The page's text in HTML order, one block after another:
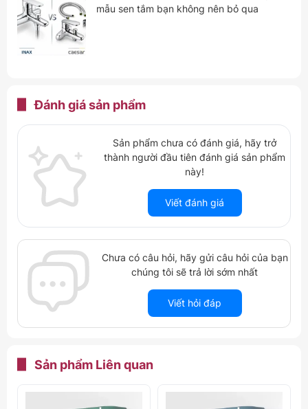
mẫu sen tắm bạn không nên bỏ qua
Đánh giásản phẩm
Sản phẩm chưa có đánh giá, hãy trở
thành người đầu tiên đánh giá sản phẩm
này!
Viết đánh giá
Chưa có câu hỏi, hãy gửi câu hỏi của bạn
chúng tôi sẽ trả lời sớm nhất
Viết hỏi đáp
Sản phẩm Liên quan